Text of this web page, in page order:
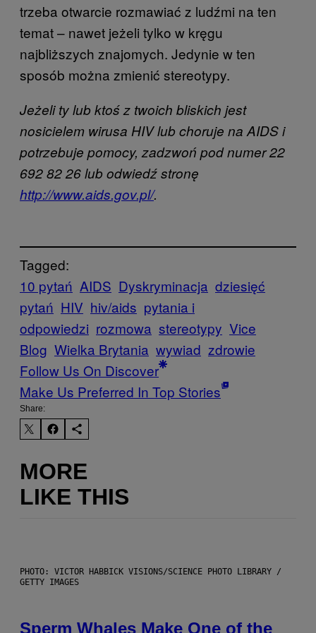
trzeba otwarcie rozmawiać z ludźmi na ten
temat – nawet jeżeli tylko w kręgu
najbliższych znajomych. Jedynie w ten
sposób można zmienić stereotypy.
Jeżeli ty lub ktoś z twoich bliskich jest
nosicielem wirusa HIV lub choruje na AIDS i
potrzebuje pomocy, zadzwoń pod numer 22
692 82 26 lub odwiedź stronę
http://www.aids.gov.pl/.
Tagged:
10 pytań AIDS Dyskryminacja dziesięć
pytań HIV hiv/aids pytania i
odpowiedzi rozmowa stereotypy Vice
Blog Wielka Brytania wywiad zdrowie
Follow Us On Discover
Make Us Preferred In Top Stories
Share:
MORE
LIKE THIS
PHOTO: VICTOR HABBICK VISIONS/SCIENCE PHOTO LIBRARY /
GETTY IMAGES
Sperm Whales Make One of the